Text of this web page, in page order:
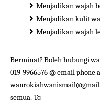
Menjadikan wajah
Menjadikan kulit
Menjadikan wajah
Berminat? Boleh hubungi
019-9966576 @ email phone
semua. Tq